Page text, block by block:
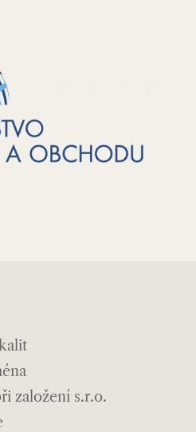
založení s.r.o.